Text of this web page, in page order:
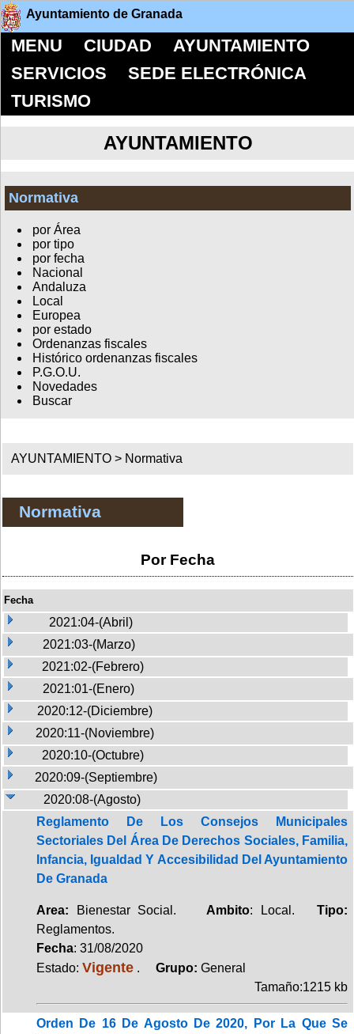
Ayuntamiento de Granada
MENU CIUDAD
AYUNTAMIENTO
SERVICIOS
SEDE ELECTRÓNICA
TURISMO
AYUNTAMIENTO
Normativa
por Área
por tipo
por fecha
Nacional
Andaluza
Local
Europea
por estado
Ordenanzas fiscales
Histórico ordenanzas fiscales
P.G.O.U.
Novedades
Buscar
AYUNTAMIENTO > Normativa
Normativa
Por Fecha
Fecha
2021:04-(Abril)
2021:03-(Marzo)
2021:02-(Febrero)
2021:01-(Enero)
2020:12-(Diciembre)
2020:11-(Noviembre)
2020:10-(Octubre)
2020:09-(Septiembre)
2020:08-(Agosto)
Reglamento De Los Consejos Municipales
Sectoriales Del Área De Derechos Sociales, Familia,
Infancia, Igualdad Y Accesibilidad Del Ayuntamiento
De Granada
Area: Bienestar Social. Ambito: Local. Tipo:
Reglamentos.
Fecha: 31/08/2020
Estado: Vigente . Grupo: General
Tamaño:1215 kb
Orden De 16 De Agosto De 2020, Por La Que Se